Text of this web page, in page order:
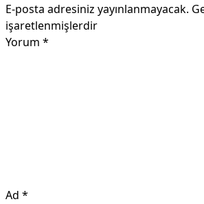
E-posta adresiniz yayınlanmayacak.
işaretlenmişlerdir
Yorum *
Ad *